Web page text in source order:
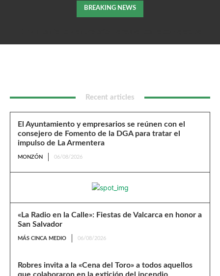
BREAKING NEWS
Recent articles
El Ayuntamiento y empresarios se reúnen con el
consejero de Fomento de la DGA para tratar el
impulso de La Armentera
MONZÓN 06/08/2026
«La Radio en la Calle»: Fiestas de Valcarca en honor a
San Salvador
MÁS CINCA MEDIO 06/08/2026
Robres invita a la «Cena del Toro» a todos aquellos